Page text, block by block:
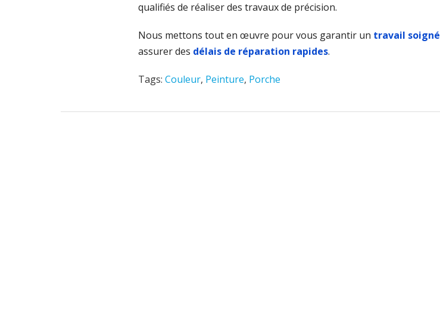
qualifiés de réaliser des travaux de précision.
Nous mettons tout en œuvre pour vous garantir un travail soigné
assurer des délais de réparation rapides.
Tags: Couleur, Peinture, Porche